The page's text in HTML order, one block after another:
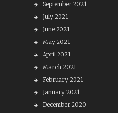
September 2021
July 2021
June 2021
May 2021
April 2021
March 2021
February 2021
January 2021
December 2020